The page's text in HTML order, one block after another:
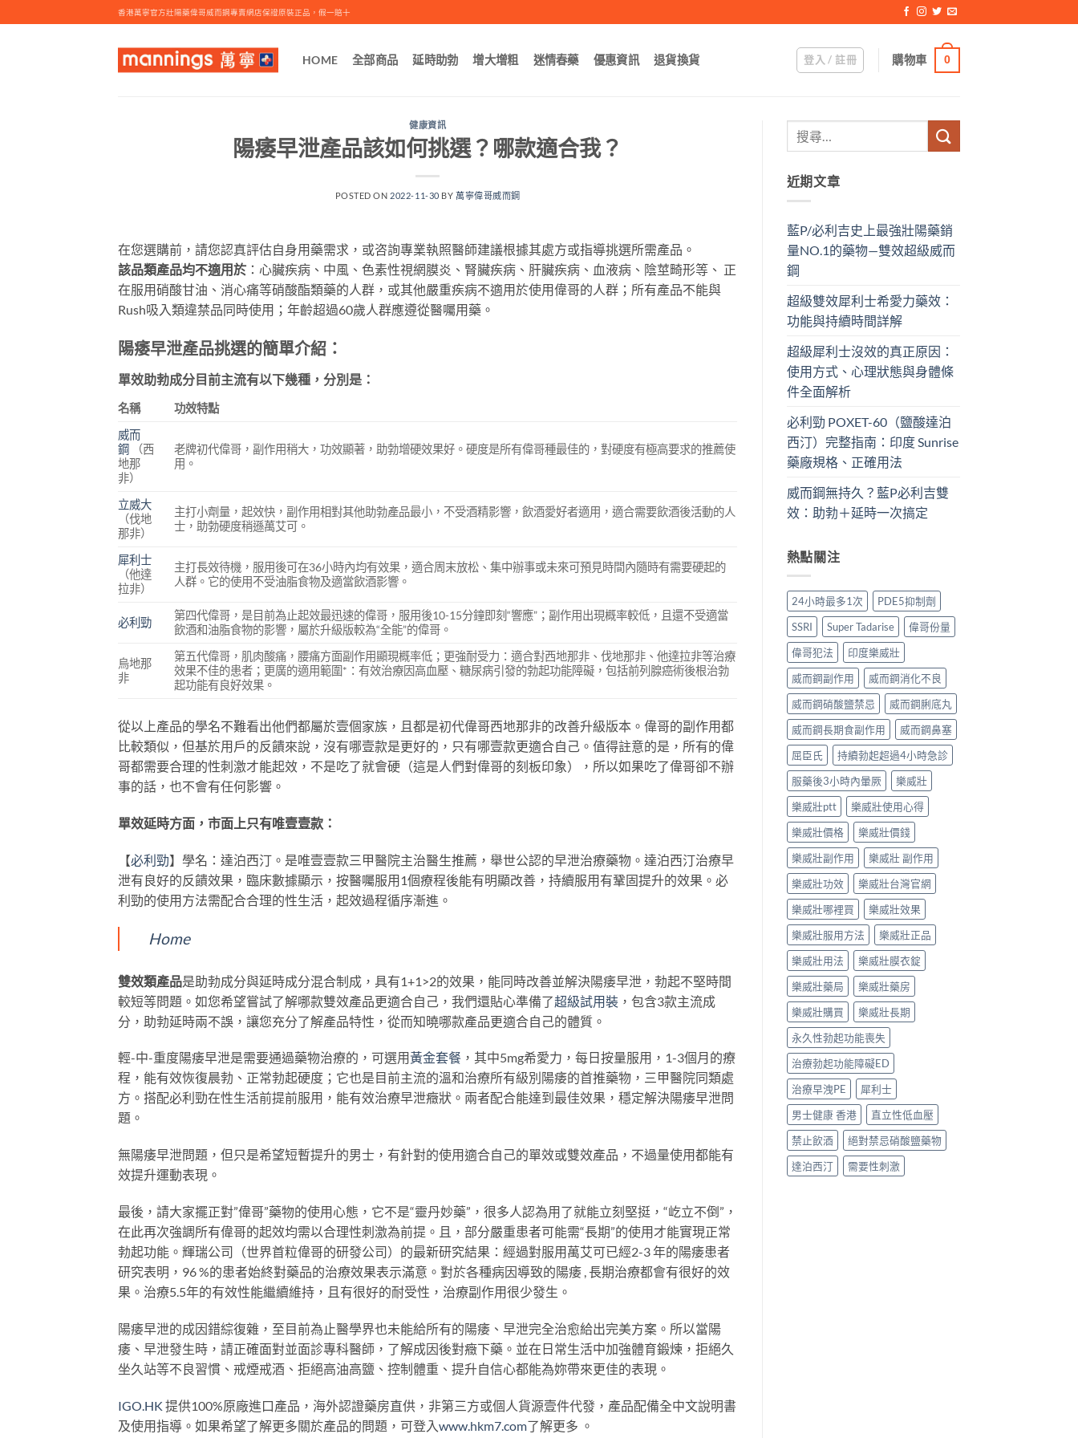
to
香港萬寧官方壯陽藥偉哥威而鋼專賣網店保證原裝正品，假一賠十
HOME 全部商品 延時助勃 增大增粗 迷情春藥 優惠資訊 退貨換貨 登入 / 註冊 購物車 0
健康資訊
陽痿早泄產品該如何挑選？哪款適合我？
POSTED ON 2022-11-30 BY萬寧偉哥威而鋼
在您選購前，請您認真評估自身用藥需求，或咨詢專業執照醫師建議根據其處方或指導挑選所需產品。
該品類產品均不適用於 ：心臟疾病、中風、色素性視網膜炎、腎臟疾病、肝臟疾病、血液病、陰莖畸形等、 正
在服用硝酸甘油、消心痛等硝酸酯類藥的人群，或其他嚴重疾病不適用於使用偉哥的人群；所有產品不能與
Rush吸入類違禁品同時使用；年齡超過60歲人群應遵從醫囑用藥。
陽痿早泄產品挑選的簡單介紹：
單效助勃成分目前主流有以下幾種，分別是：
名稱
功效特點
威而
鋼 （西
地那
非）
老牌初代偉哥，副作用稍大，功效顯著，助勃增硬效果好。硬度是所有偉哥種最佳的，對硬度有極高要求的推薦使
用。
立威大
（伐地
那非）
主打小劑量，起效快，副作用相對其他助勃產品最小，不受酒精影響，飲酒愛好者適用，適合需要飲酒後活動的人
士，助勃硬度稍遜萬艾可。
犀利士
（他達
拉非）
主打長效待機，服用後可在36小時內均有效果，適合周末放松、集中辦事或未來可預見時間內隨時有需要硬起的
人群。它的使用不受油脂食物及適當飲酒影響。
必利勁
第四代偉哥，是目前為止起效最迅速的偉哥，服用後10-15分鐘即刻“響應”；副作用出現概率較低，且還不受適當
飲酒和油脂食物的影響，屬於升級版較為“全能”的偉哥。
烏地那
非
第五代偉哥，肌肉酸痛，腰痛方面副作用顯現概率低；更強耐受力：適合對西地那非、伐地那非、他達拉非等治療
效果不佳的患者；更廣的適用範圍*：有效治療因高血壓、糖尿病引發的勃起功能障礙，包括前列腺癌術後根治勃
起功能有良好效果。
從以上產品的學名不難看出他們都屬於壹個家族，且都是初代偉哥西地那非的改善升級版本。偉哥的副作用都
比較類似，但基於用戶的反饋來說，沒有哪壹款是更好的，只有哪壹款更適合自己。值得註意的是，所有的偉
哥都需要合理的性刺激才能起效，不是吃了就會硬（這是人們對偉哥的刻板印象），所以如果吃了偉哥卻不辦
事的話，也不會有任何影響。
單效延時方面，市面上只有唯壹壹款：
【必利勁】學名：達泊西汀。是唯壹壹款三甲醫院主治醫生推薦，舉世公認的早泄治療藥物。達泊西汀治療早
泄有良好的反饋效果，臨床數據顯示，按醫囑服用1個療程後能有明顯改善，持續服用有鞏固提升的效果。必
利勁的使用方法需配合合理的性生活，起效過程循序漸進。
Home
雙效類產品是助勃成分與延時成分混合制成，具有1+1>2的效果，能同時改善並解決陽痿早泄，勃起不堅時間
較短等問題。如您希望嘗試了解哪款雙效產品更適合自己，我們還貼心準備了超級試用裝 ，包含3款主流成
分，助勃延時兩不誤，讓您充分了解產品特性，從而知曉哪款產品更適合自己的體質。
輕-中-重度陽痿早泄是需要通過藥物治療的，可選用 黃金套餐 ，其中5mg希愛力，每日按量服用，1-3個月的療
程，能有效恢復晨勃、正常勃起硬度；它也是目前主流的溫和治療所有級別陽痿的首推藥物，三甲醫院同類處
方。搭配必利勁在性生活前提前服用，能有效治療早泄癥狀。兩者配合能達到最佳效果，穩定解決陽痿早泄問
題。
無陽痿早泄問題，但只是希望短暫提升的男士，有針對的使用適合自己的單效或雙效產品，不過量使用都能有
效提升運動表現。
最後，請大家擺正對”偉哥”藥物的使用心態，它不是“靈丹妙藥”，很多人認為用了就能立刻堅挺，“屹立不倒”，
在此再次強調所有偉哥的起效均需以合理性刺激為前提。且，部分嚴重患者可能需“長期”的使用才能實現正常
勃起功能。輝瑞公司（世界首粒偉哥的研發公司）的最新研究結果：經過對服用萬艾可已經2-3 年的陽痿患者
研究表明，96 %的患者始終對藥品的治療效果表示滿意。對於各種病因導致的陽痿 , 長期治療都會有很好的效
果。治療5.5年的有效性能繼續維持，且有很好的耐受性，治療副作用很少發生。
陽痿早泄的成因錯綜復雜，至目前為止醫學界也未能給所有的陽痿、早泄完全治愈給出完美方案。所以當陽
痿、早泄發生時，請正確面對並面診專科醫師，了解成因後對癥下藥。並在日常生活中加強體育鍛煉，拒絕久
坐久站等不良習慣、戒煙戒酒、拒絕高油高鹽、控制體重、提升自信心都能為妳帶來更佳的表現。
IGO.HK 提供100%原廠進口產品，海外認證藥房直供，非第三方或個人貨源壹件代發，產品配備全中文說明書
及使用指導。如果希望了解更多關於產品的問題，可登入 www.hkm7.com了解更多 。
近期文章
藍P/必利吉史上最強壯陽藥銷
量NO.1的藥物—雙效超級威而
鋼
超級雙效犀利士希愛力藥效：
功能與持續時間詳解
超級犀利士沒效的真正原因：
使用方式、心理狀態與身體條
件全面解析
必利勁 POXET-60（鹽酸達泊
西汀）完整指南：印度 Sunrise
藥廠規格、正確用法
威而鋼無持久？藍P必利吉雙
效：助勃＋延時一次搞定
熱點關注
24小時最多1次
PDE5抑制劑
SSRI
Super Tadarise
偉哥份量
偉哥犯法
印度樂威壯
威而鋼副作用
威而鋼消化不良
威而鋼硝酸鹽禁忌
威而鋼脷底丸
威而鋼長期食副作用
威而鋼鼻塞
屈臣氏
持續勃起超過4小時急診
服藥後3小時內暈厥
樂威壯
樂威壯ptt
樂威壯使用心得
樂威壯價格
樂威壯價錢
樂威壯副作用
樂威壯 副作用
樂威壯功效
樂威壯台灣官網
樂威壯哪裡買
樂威壯效果
樂威壯服用方法
樂威壯正品
樂威壯用法
樂威壯膜衣錠
樂威壯藥局
樂威壯藥房
樂威壯購買
樂威壯長期
永久性勃起功能喪失
治療勃起功能障礙ED
治療早洩PE
犀利士
男士健康 香港
直立性低血壓
禁止飲酒
絕對禁忌硝酸鹽藥物
達泊西汀
需要性刺激